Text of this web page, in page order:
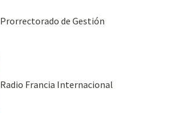
Prorrectorado de Gestión
Radio Francia Internacional